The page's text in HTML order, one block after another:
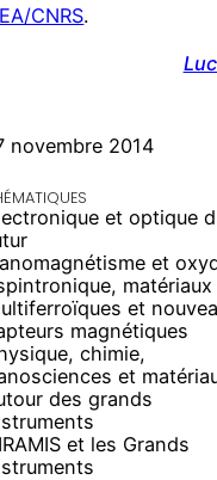
novembre 2014
et optique
et
matériaux
et
magnétiques
chimie,
et
des grands
et les Grands
CNRS.